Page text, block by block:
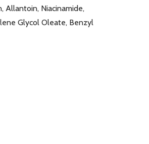
Allantoin, Niacinamide,
Glycol Oleate, Benzyl